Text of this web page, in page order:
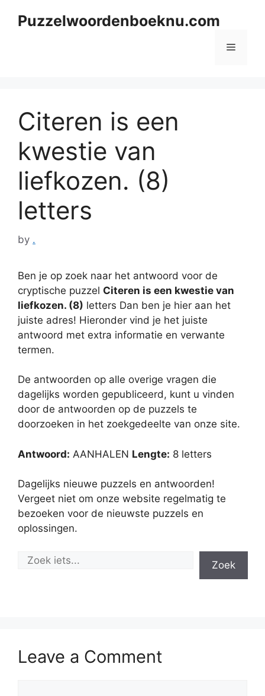
Puzzelwoordenboeknu.com
Menu
Citeren is een
kwestie van
liefkozen. (8)
letters
by .
Ben je op zoek naar het antwoord voor de
cryptische puzzel Citeren is een kwestie van
liefkozen. (8) letters Dan ben je hier aan het
juiste adres! Hieronder vind je het juiste
antwoord met extra informatie en verwante
termen.
De antwoorden op alle overige vragen die
dagelijks worden gepubliceerd, kunt u vinden
door de antwoorden op de puzzels te
doorzoeken in het zoekgedeelte van onze site.
Antwoord: AANHALEN Lengte: 8 letters
Dagelijks nieuwe puzzels en antwoorden!
Vergeet niet om onze website regelmatig te
bezoeken voor de nieuwste puzzels en
oplossingen.
Zoek
Leave a Comment